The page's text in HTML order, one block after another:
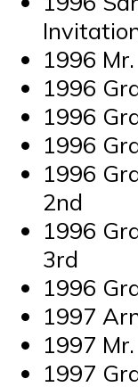
1996
1996
1996
1996
1996
2nd
1996
3rd
1996
1997
1997
1997